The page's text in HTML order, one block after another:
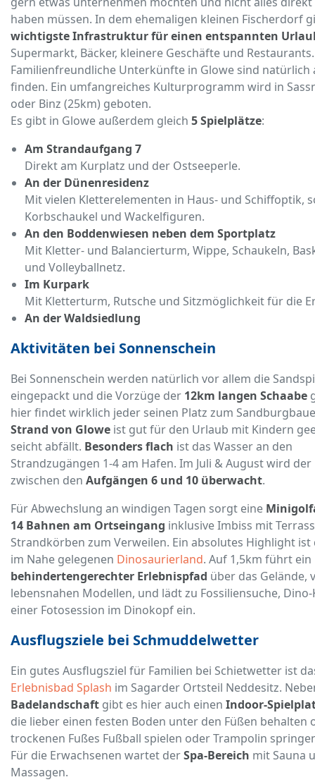
haben müssen. In dem ehemaligen kleinen Fischerdorf
wichtigste Infrastruktur für einen entspannten
Supermarkt, Bäcker, kleinere Geschäfte und Restaurants.
Familienfreundliche Unterkünfte in Glowe sind natürlich
finden. Ein umfangreiches Kulturprogramm wird in
oder Binz (25km) geboten.
Es gibt in Glowe außerdem gleich 5 Spielplätze:
Am Strandaufgang 7
Direkt am Kurplatz und der Ostseeperle.
An der Dünenresidenz
Mit vielen Kletterelementen in Haus- und Schiffoptik,
Korbschaukel und Wackelfiguren.
An den Boddenwiesen neben dem Sportplatz
Mit Kletter- und Balancierturm, Wippe, Schaukeln,
und Volleyballnetz.
Im Kurpark
Mit Kletterturm, Rutsche und Sitzmöglichkeit für die
An der Waldsiedlung
Aktivitäten bei Sonnenschein
Bei Sonnenschein werden natürlich vor allem die
eingepackt und die Vorzüge der 12km langen Schaabe
hier findet wirklich jeder seinen Platz zum
Strand von Glowe ist gut für den Urlaub mit Kindern
seicht abfällt. Besonders flach ist das Wasser an den
Strandzugängen 1-4 am Hafen. Im Juli & August wird der
zwischen den Aufgängen 6 und 10 überwacht.
Für Abwechslung an windigen Tagen sorgt eine
14 Bahnen am Ortseingang inklusive Imbiss mit
Strandkörben zum Verweilen. Ein absolutes Highlight ist
im Nahe gelegenen Dinosaurierland. Auf 1,5km führt ein
behindertengerechter Erlebnispfad über das Gelände,
lebensnahen Modellen, und lädt zu Fossiliensuche,
einer Fotosession im Dinokopf ein.
Ausflugsziele bei Schmuddelwetter
Ein gutes Ausflugsziel für Familien bei Schietwetter ist
Erlebnisbad Splash im Sagarder Ortsteil Neddesitz.
Badelandschaft gibt es hier auch einen Indoor-
die lieber einen festen Boden unter den Füßen behalten
trockenen Fußes Fußball spielen oder Trampolin
Für die Erwachsenen wartet derSpa-Bereich mit Sauna
Massagen.